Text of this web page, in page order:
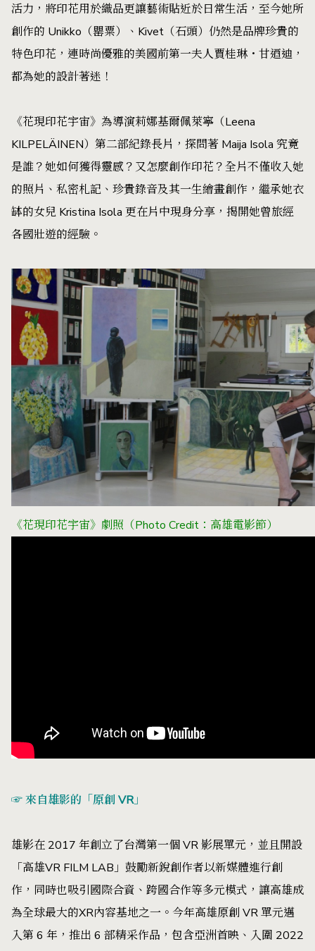
活力，將印花用於織品更讓藝術貼近於日常生活，至今她所
創作的 Unikko（罌粟）、Kivet（石頭）仍然是品牌珍貴的
特色印花，連時尚優雅的美國前第一夫人賈桂琳・甘迺迪，
都為她的設計著迷！
《花現印花宇宙》為導演莉娜基爾佩萊寧（Leena
KILPELÄINEN）第二部紀錄長片，探問著 Maija Isola 究竟
是誰？她如何獲得靈感？又怎麼創作印花？全片不僅收入她
的照片、私密札記、珍貴錄音及其一生繪畫創作，繼承她衣
缽的女兒 Kristina Isola 更在片中現身分享，揭開她曾旅經
各國壯遊的經驗。
《花現印花宇宙》劇照（Photo Credit：高雄電影節）
☞ 來自雄影的「原創 VR」
雄影在 2017 年創立了台灣第一個 VR 影展單元，並且開設
「高雄VR FILM LAB」鼓勵新銳創作者以新媒體進行創
作，同時也吸引國際合資、跨國合作等多元模式，讓高雄成
為全球最大的XR內容基地之一。今年高雄原創 VR 單元邁
入第 6 年，推出 6 部精采作品，包含亞洲首映、入圍 2022